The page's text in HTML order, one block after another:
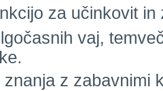
za učinkovit in
vaj,
znanja z zabavnimi